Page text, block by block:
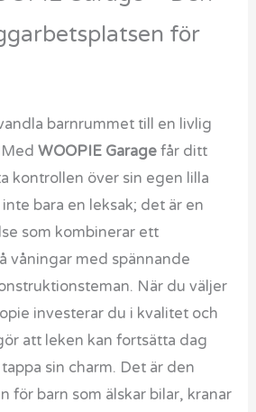
för
barnrummet till en livlig
MedWOOPIE Garage får ditt
kontrollen över sin egen lilla
bara en leksak; det är en
som kombinerar ett
våningar med spännande
När du väljer
investerar du i kvalitet och
att leken kan fortsätta dag
sin charm. Det är den
för barn som älskar bilar, kranar